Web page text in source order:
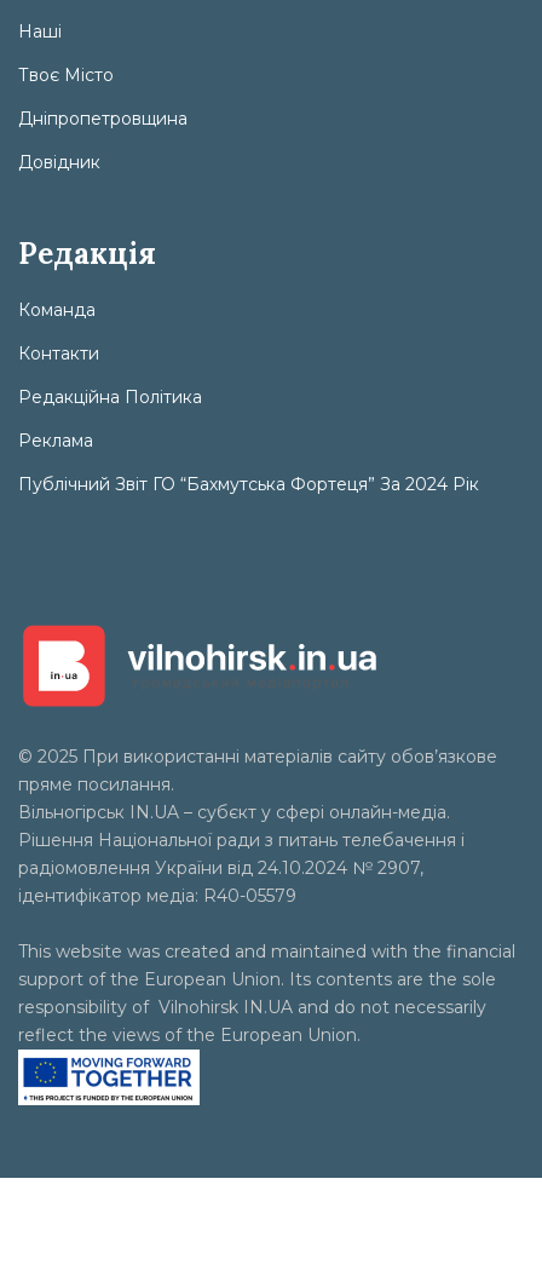
Наші
Твоє Місто
Дніпропетровщина
Довідник
Редакція
Команда
Контакти
Редакційна Політика
Реклама
Публічний Звіт ГО “Бахмутська Фортеця” За 2024 Рік
© 2025 При використанні матеріалів сайту обов’язкове
пряме посилання.
Вільногірськ
IN.UA – субєкт у сфері онлайн-медіа.
Рішення Національної ради з питань телебачення і
радіомовлення України від 24.10.2024 № 2907,
ідентифікатор медіа: R40-05579
This website was created and maintained with the financial
support of the European Union. Its contents are the sole
responsibility of Vilnohirsk IN.UA and do not necessarily
reflect the views of the European Union.